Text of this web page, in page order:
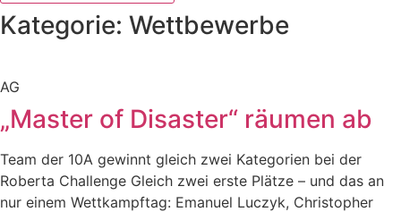
Kategorie: Wettbewerbe
AG
„Master of Disaster“ räumen ab
Team der 10A gewinnt gleich zwei Kategorien bei der
Roberta Challenge Gleich zwei erste Plätze – und das an
nur einem Wettkampftag: Emanuel Luczyk, Christopher